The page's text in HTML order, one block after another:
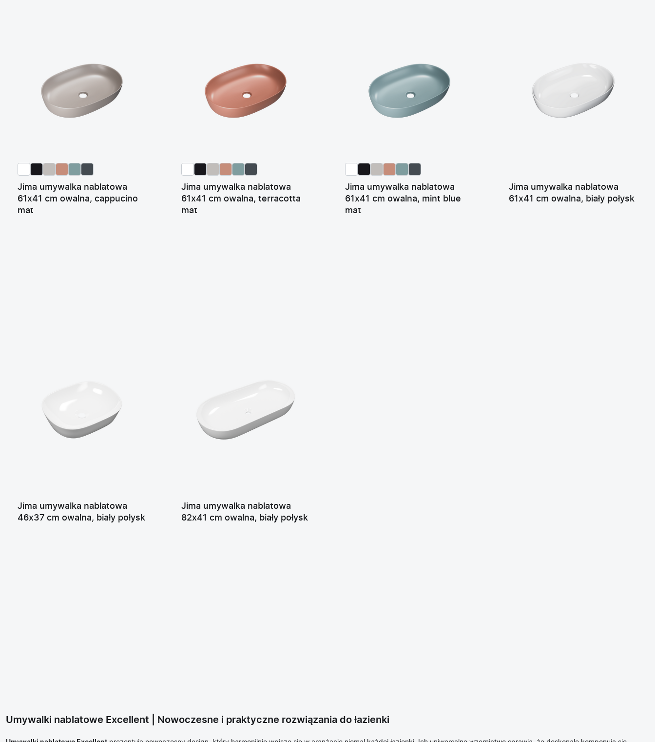
Jima umywalka nablatowa
61x41 cm owalna, cappucino
mat
Jima umywalka nablatowa
61x41 cm owalna, terracotta
mat
Jima umywalka nablatowa
61x41 cm owalna, mint blue
mat
Jima umywalka nablatowa
61x41 cm owalna, biały połysk
Jima umywalka nablatowa
46x37 cm owalna, biały połysk
Jima umywalka nablatowa
82x41 cm owalna, biały połysk
Umywalki nablatowe Excellent | Nowoczesne i praktyczne rozwiązania do łazienki